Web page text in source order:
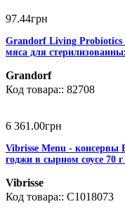
97.44грн
Grandorf Living Probiotics
мяса для
Grandorf
82708
6 361 .00грн
Vibrisse Menu - консервы
годжи в сырном соусе 70 г
Vibrisse
C1018073